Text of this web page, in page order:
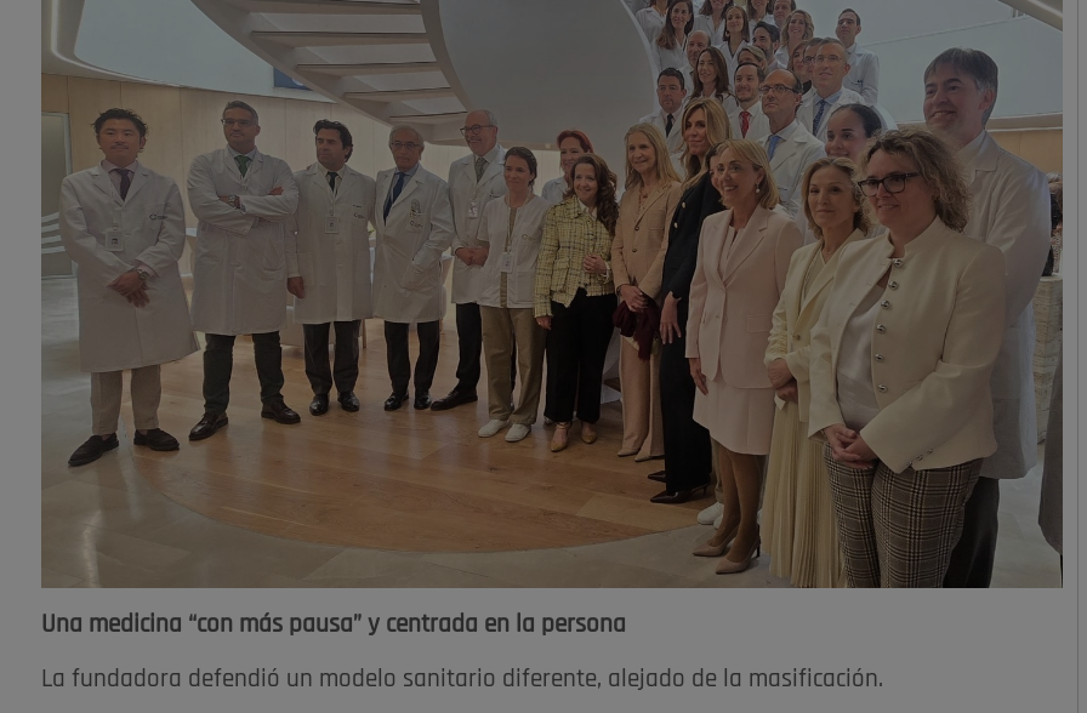
Una medicina “con más pausa” y centrada en la persona
La fundadora defendió un modelo sanitario diferente, alejado de la masificación.